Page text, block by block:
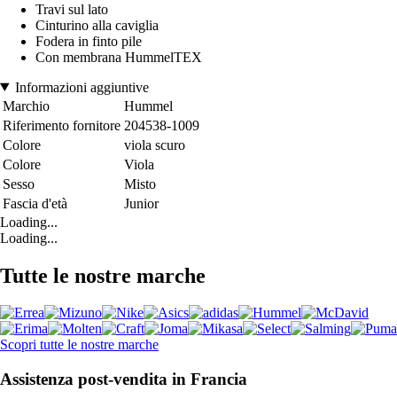
Travi sul lato
Cinturino alla caviglia
Fodera in finto pile
Con membrana HummelTEX
Informazioni aggiuntive
Marchio
Hummel
Riferimento fornitore 204538-1009
Colore
viola scuro
Colore
Viola
Sesso
Misto
Fascia d'età
Junior
Loading...
Loading...
Tutte le nostre marche
Scopri tutte le nostre marche
Assistenza post-vendita in Francia